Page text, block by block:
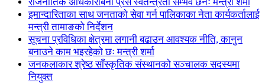
इमान्दारिताका साथ जनताकाे सेवा गर्न पालिकाका नेता कार्यकर्तालाई
मन्त्री तामाङको निर्देशन
सूचना प्रविधिका क्षेत्रमा लगानी बढाउन आवश्यक नीति, कानुन
बनाउने काम भइरहेको छः मन्त्री शर्मा
जनकलाकार श्रेष्ठ साँस्कृतिक संस्थानको सञ्चालक सदस्यमा
नियुक्त